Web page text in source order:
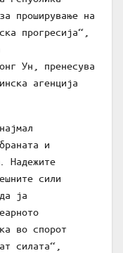
проширување на
прогресија“,
Ун, пренесува
агенција
и
Надежите
сили
ја
во спорот
силата“,